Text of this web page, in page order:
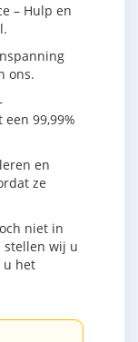
– Hulp en
ons.
99,99%
en
ze
niet in
stellen wij u
u het